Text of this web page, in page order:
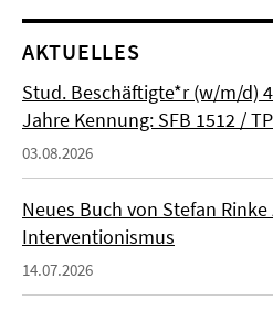
AKTUELLES
Stud. Beschäftigte*r (w/m/d)
Jahre Kennung: SFB 1512 /
03.08.2026
Neues Buch von Stefan Rinke
Interventionismus
14.07.2026